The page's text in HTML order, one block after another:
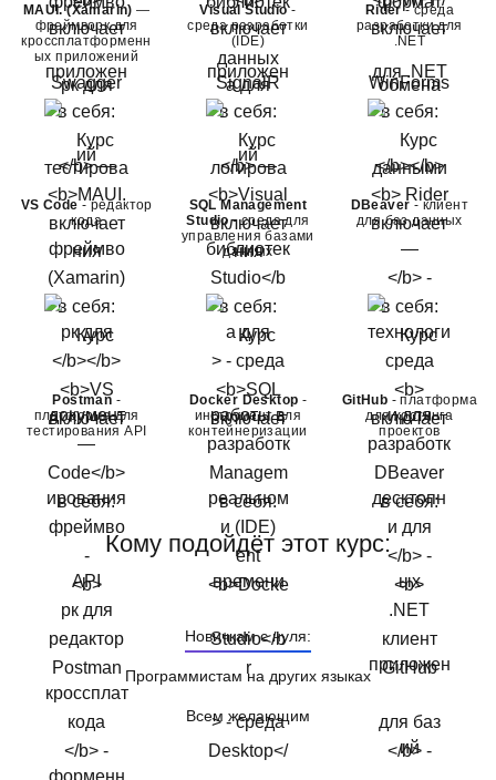
MAUI. (Xamarin) —
фреймворк для
кроссплатформенн
ых приложений
Visual Studio-
среда разработки
(IDE)
Rider- среда
разработки для
.NET
VS Code- редактор
кода
SQL Management
Studio- среда для
управления базами
данных
DBeaver - клиент
для баз данных
Postman -
платформа для
тестирования API
Docker Desktop -
инструмент для
контейнеризации
GitHub - платформа
для хостинга
проектов
Кому подойдёт этот курс:
Новичкам с нуля:
Программистам на других языках
Всем желающим